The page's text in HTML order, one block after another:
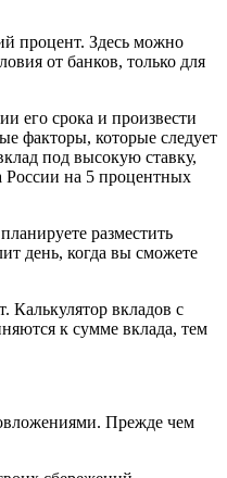
процент. Здесь можно
от банков, только для
его срока и произвести
факторы, которые следует
под высокую ставку,
России на 5 процентных
разместить
день, когда вы сможете
Калькулятор вкладов с
к сумме вклада, тем
Прежде чем